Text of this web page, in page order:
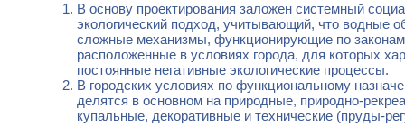
В основу проектирования заложен системный
экологический подход, учитывающий, что водные
сложные механизмы, функционирующие по
расположенные в условиях города, для которых
постоянные негативные экологические процессы.
В городских условиях по функциональному
делятся в основном на природные, природно-
купальные, декоративные и технические (пруды-